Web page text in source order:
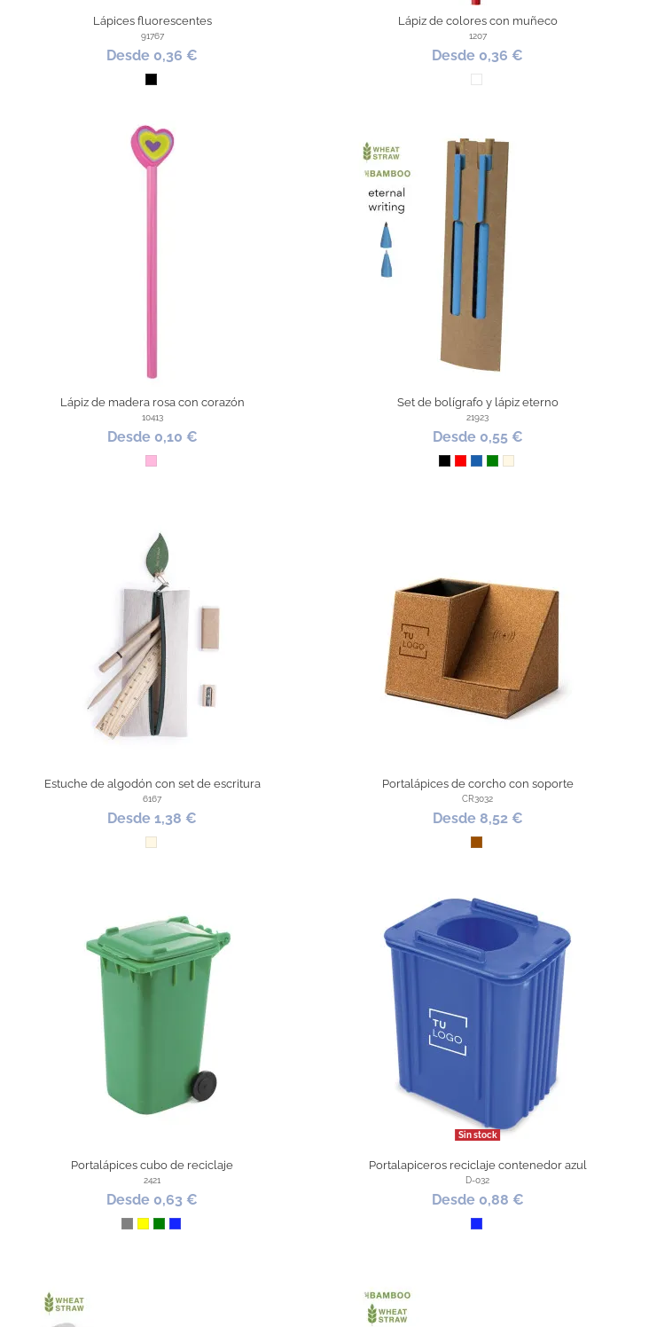
Lápices fluorescentes
91767
Desde 0,36 €
Negro
Lápiz de colores con muñeco
1207
Desde 0,36 €
Surtido
Lápiz de madera rosa con corazón
10413
Desde 0,10 €
Rosa
Set de bolígrafo y lápiz eterno
21923
Desde 0,55 €
Negro
RojoAzulVerdeNatural
Estuche de algodón con set de escritura
6167
Desde 1,38 €
Natural
Portalápices de corcho con soporte
CR3032
Desde 8,52 €
Marrón
Portalápices cubo de reciclaje
2421
Desde 0,63 €
GrisAmarillo
VerdeAzul Royal
Sin stock
Portalapiceros reciclaje contenedor azul
D-032
Desde 0,88 €
Azul Royal